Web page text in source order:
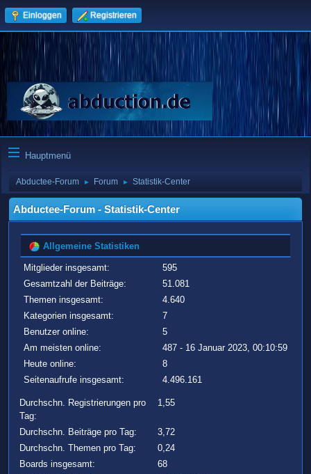
Einloggen Registrieren
Hauptmenü
Abductee-Forum ► Forum ► Statistik-Center
Abductee-Forum - Statistik-Center
Allgemeine Statistiken
Mitglieder insgesamt:
595
Gesamtzahl der Beiträge:
51.081
Themen insgesamt:
4.640
Kategorien insgesamt:
7
Benutzer online:
5
Am meisten online:
487 - 16 Januar 2023, 00:10:59
Heute online:
8
Seitenaufrufe insgesamt:
4.496.161
Durchschn. Registrierungen pro
Tag:
1,55
Durchschn. Beiträge pro Tag:
3,72
Durchschn. Themen pro Tag:
0,24
Boards insgesamt:
68